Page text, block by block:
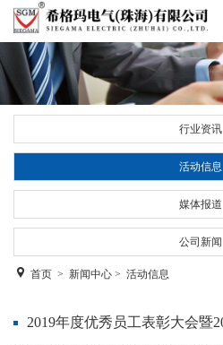
行业资讯
活动信息
媒体报道
公司新闻
首页 > 新闻中心 > 活动信息